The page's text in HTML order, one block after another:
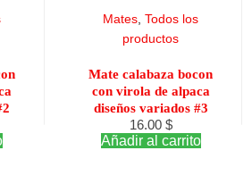
Mates ,Todos los
productos
Mate calabaza bocon
con virola de alpaca
diseños variados #3
16.00 $
Añadir al carrito